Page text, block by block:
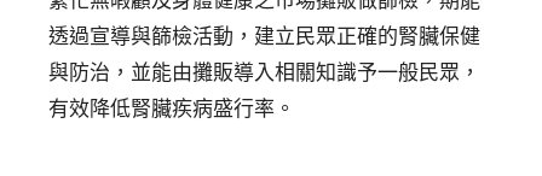
透過宣導與篩檢活動，建立民眾正確的腎臟保健
與防治，並能由攤販導入相關知識予一般民眾，
有效降低腎臟疾病盛行率。